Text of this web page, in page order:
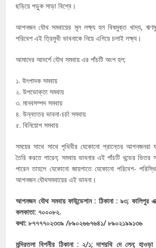
ছড়িয়ে পড়ুক সাড়া বিশ্বে।
আপনজন যৌথ সমবায়ের মূল লক্ষ্য হল বিষমুক্ত খাদ্য,
পরিবেশ এই ত্রিমুখী ভাবনাকে নিয়ে এগিয়ে চলাই লক্ষ্য।
আমাদের আদর্শে যৌথ সমবায় এর পাঁচটি অংশ হল;
১. উৎপাদক সমবায়
২. উপভোক্তা সমবায়
৩. মানবসম্পদ সমবায়
৪. উন্নততর ভাবনা-চর্চা সমবায়
৫. বিনিয়োগ সমবায়
সময়ের সাথে সাথে পৃথিবীর যেকোনো প্রান্তের আপনজনরা
তৈরি করতে পারেন; সমবায় ভাবনার এই পাঁচটি খন্ডের ভিতর
পারেন তাহলে যেকোনো জায়গাতে যেকোনো পরিবেশ-
আপনজন যৌথসমবায়ের এই ভাবনা।
আপনজন যৌথ সমবায় ফাউন্ডেশান : ঠিকানা : ৯৩; কালিপুর
কলকাতা: ৭০০০৮২.
কথা: ৮৭৭৭৭০২৩৩৯ /৮৯০২৬৬৭৬৪১/ ৮৯০২১৯৯১৩৬
মন্দিরতলা বিপনীর ঠিকানা : ২/১; দাশরথি দে লেন; হাওড়া